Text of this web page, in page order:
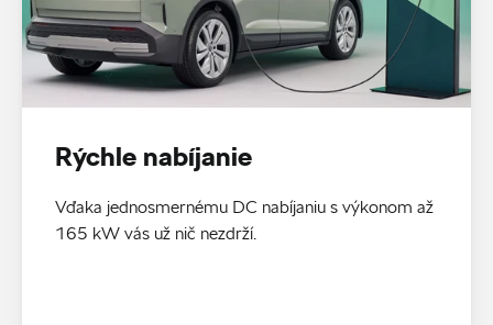
Rýchle nabíjanie
Vďaka jednosmernému DC nabíjaniu s výkonom až
165 kW vás už nič nezdrží.